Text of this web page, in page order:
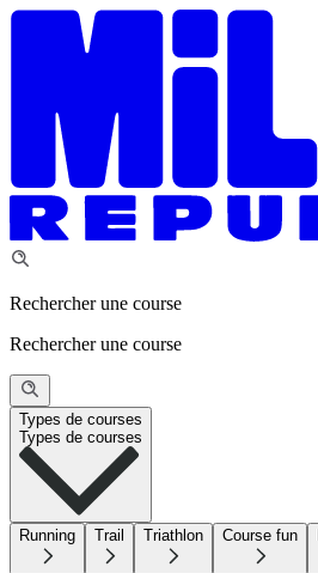
Rechercher une course
Rechercher une course
Types de courses
Types de courses
Running Trail Triathlon Course fun